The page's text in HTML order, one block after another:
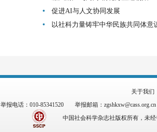
促进AI与人文协同发展
以社科力量铸牢中华民族共同体意
关于我们
举报电话：010-85341520
举报邮箱：zgshkxw@cass.org.cn
中国社会科学杂志社版权所有，未